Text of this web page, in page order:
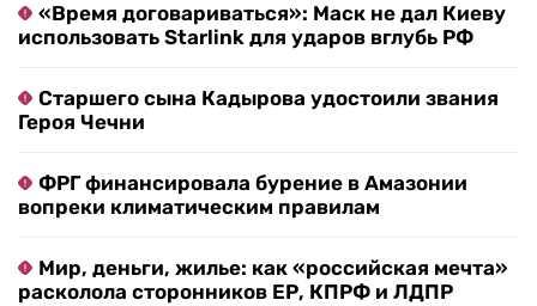
«Время договариваться»: Маск не дал Киеву
использовать Starlink для ударов вглубь РФ
Старшего сына Кадырова удостоили звания
Героя Чечни
ФРГ финансировала бурение в Амазонии
вопреки климатическим правилам
Мир, деньги, жилье: как «российская мечта»
расколола сторонников ЕР, КПРФ и ЛДПР